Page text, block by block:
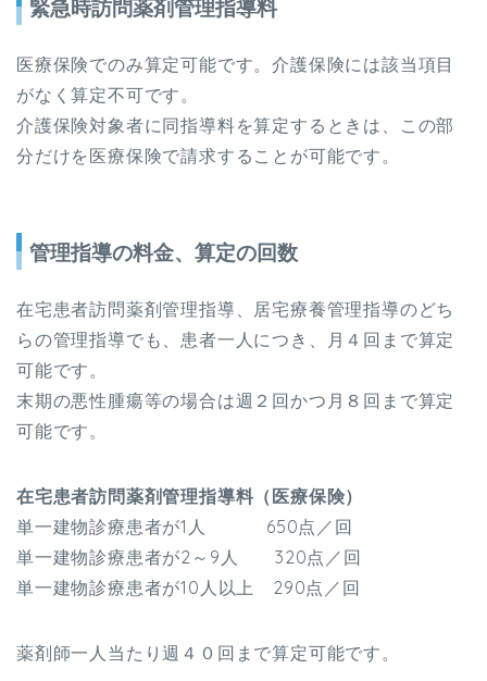
緊急時訪問薬剤管理指導料
医療保険でのみ算定可能です。介護保険には該当項目
がなく算定不可です。
介護保険対象者に同指導料を算定するときは、この部
分だけを医療保険で請求することが可能です。
管理指導の料金、算定の回数
在宅患者訪問薬剤管理指導、居宅療養管理指導のどち
らの管理指導でも、患者一人につき、月４回まで算定
可能です。
末期の悪性腫瘍等の場合は週２回かつ月８回まで算定
可能です。
在宅患者訪問薬剤管理指導料（医療保険）
単一建物診療患者が1人 650点／回
単一建物診療患者が2～9人 320点／回
単一建物診療患者が10人以上 290点／回
薬剤師一人当たり週４０回まで算定可能です。